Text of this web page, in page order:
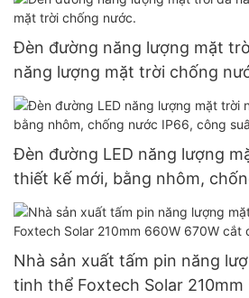
Đèn đường năng lượng mặt
năng lượng mặt trời chống
Đèn đường LED năng lượng
thiết kế mới, bằng nhôm,
suất 60W, 80W, 100W.
Nhà sản xuất tấm pin năng
tinh thể Foxtech Solar 210mm